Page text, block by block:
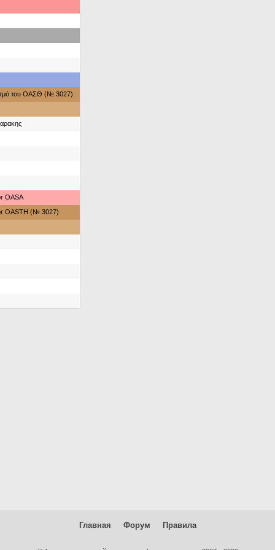
του ΟΑΣΘ (№ 3027)
OASA
OASTH (№ 3027)
Главная Форум Правила